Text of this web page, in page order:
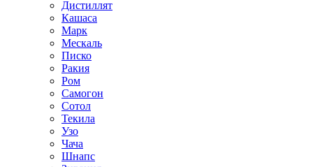
Дистиллят
Кашаса
Марк
Мескаль
Писко
Ракия
Ром
Самогон
Сотол
Текила
Узо
Чача
Шнапс